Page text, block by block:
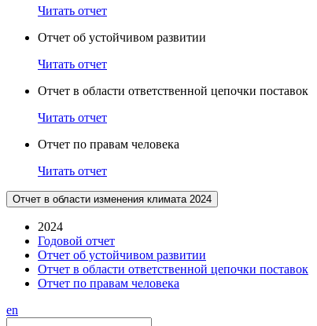
Читать отчет
Отчет об устойчивом развитии
Читать отчет
Отчет в области ответственной цепочки поставок
Читать отчет
Отчет по правам человека
Читать отчет
Отчет в области изменения климата 2024
2024
Годовой отчет
Отчет об устойчивом развитии
Отчет в области ответственной цепочки поставок
Отчет по правам человека
en